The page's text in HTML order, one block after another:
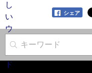
シェア
サイト内検索